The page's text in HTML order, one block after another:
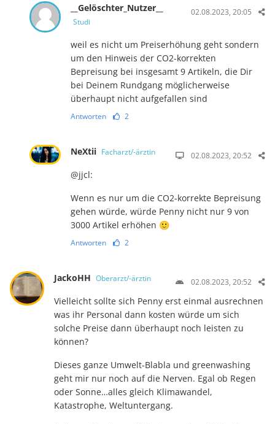
__Gelöschter_Nutzer__
Studi
02.08.2023, 20:05
weil es nicht um Preiserhöhung geht sondern
um den Hinweis der CO2-korrekten
Bepreisung bei insgesamt 9 Artikeln, die Dir
bei Deinem Rundgang möglicherweise
überhaupt nicht aufgefallen sind
Antworten 2
NeXtii Facharzt/-ärztin 02.08.2023, 20:52
@jjcl:
Wenn es nur um die CO2-korrekte Bepreisung
gehen würde, würde Penny nicht nur 9 von
3000 Artikel erhöhen 🙂
Antworten 2
JackoHH Oberarzt/-ärztin 02.08.2023, 20:52
Vielleicht sollte sich Penny erst einmal ausrechnen
was ihr Personal dann kosten würde um sich
solche Preise dann überhaupt noch leisten zu
können?
Dieses ganze Umwelt-Blabla und greenwashing
geht mir nur noch auf die Nerven. Egal ob Regen
oder Sonne…alles gleich Klimawandel,
Katastrophe, Weltuntergang.